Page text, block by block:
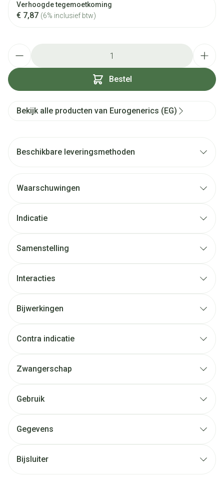
Verhoogde tegemoetkoming
€ 7,87 (6% inclusief btw)
Bestel
Bekijk alle producten van Eurogenerics (EG)
Beschikbare leveringsmethoden
Waarschuwingen
Indicatie
Samenstelling
Interacties
Bijwerkingen
Contra indicatie
Zwangerschap
Gebruik
Gegevens
Bijsluiter